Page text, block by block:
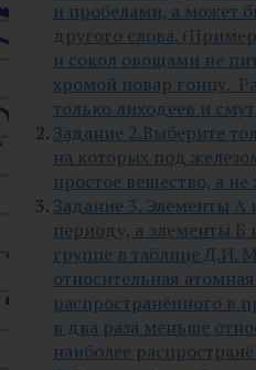
и пробелами, а может
другого слова.
и сокол овощами не
хромой повар гонцу.
только лиходеев и
Задание 2.Выберите
на которых под
простое вещество, а
Задание 3. Элементы
периоду, а элементы Б
группе в таблице Д.И.
относительная
распространённого в
в два раза меньше
наиболее